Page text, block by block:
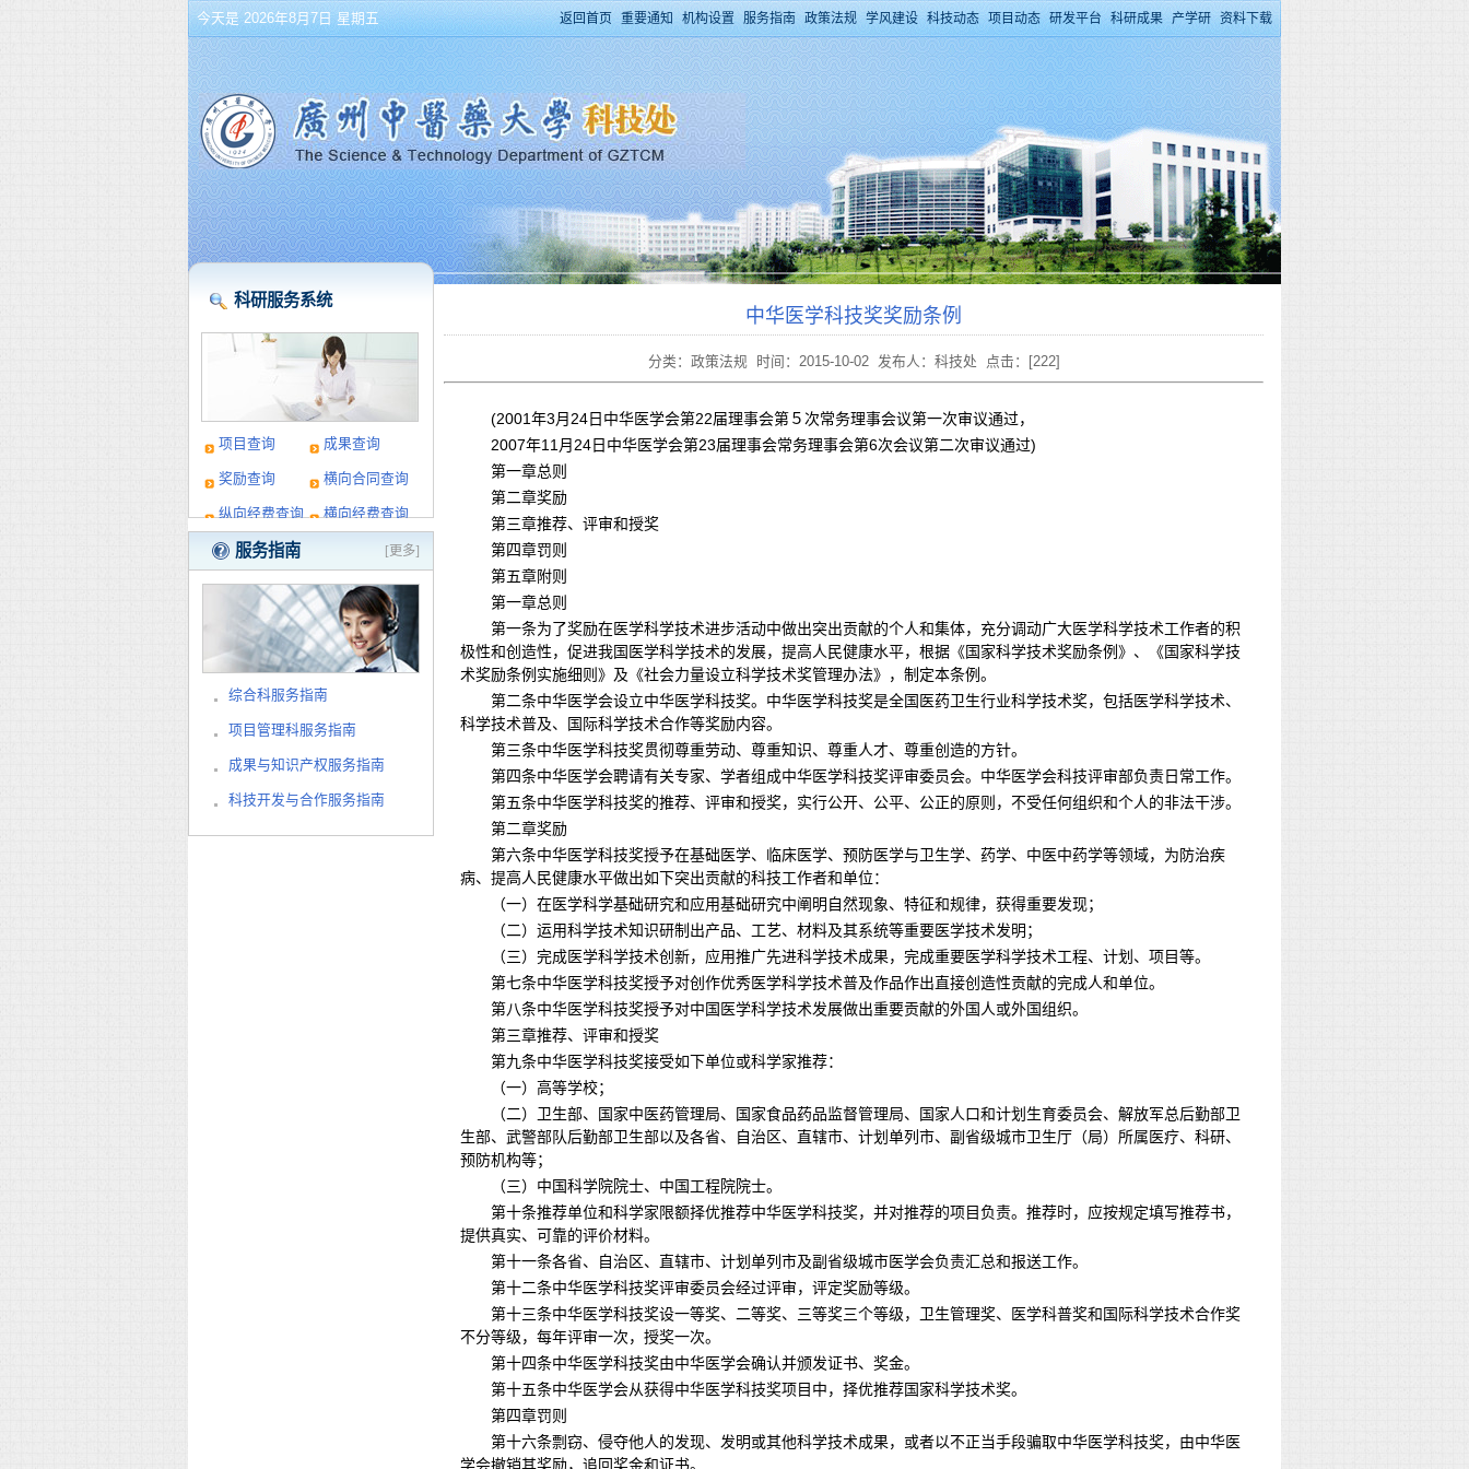
返回首页 重要通知 机构设置 服务指南 政策法规 学风建设 科技动态 项目动态 研发平台 科研成果 产学研 资料下载
今天是 2026年8月7日 星期五
科研服务系统
项目查询 成果查询
奖励查询 横向合同查询
纵向经费查询 横向经费查询
[更多]
服务指南
综合科服务指南
项目管理科服务指南
成果与知识产权服务指南
科技开发与合作服务指南
中华医学科技奖奖励条例
分类：政策法规 时间：2015-10-02 发布人：科技处 点击：[222]
(2001年3月24日中华医学会第22届理事会第５次常务理事会议第一次审议通过，
2007年11月24日中华医学会第23届理事会常务理事会第6次会议第二次审议通过)
第一章总则
第二章奖励
第三章推荐、评审和授奖
第四章罚则
第五章附则
第一章总则
第一条为了奖励在医学科学技术进步活动中做出突出贡献的个人和集体，充分调动广大医学科学技术工作者的积
极性和创造性，促进我国医学科学技术的发展，提高人民健康水平，根据《国家科学技术奖励条例》、《国家科学技
术奖励条例实施细则》及《社会力量设立科学技术奖管理办法》，制定本条例。
第二条中华医学会设立中华医学科技奖。中华医学科技奖是全国医药卫生行业科学技术奖，包括医学科学技术、
科学技术普及、国际科学技术合作等奖励内容。
第三条中华医学科技奖贯彻尊重劳动、尊重知识、尊重人才、尊重创造的方针。
第四条中华医学会聘请有关专家、学者组成中华医学科技奖评审委员会。中华医学会科技评审部负责日常工作。
第五条中华医学科技奖的推荐、评审和授奖，实行公开、公平、公正的原则，不受任何组织和个人的非法干涉。
第二章奖励
第六条中华医学科技奖授予在基础医学、临床医学、预防医学与卫生学、药学、中医中药学等领域，为防治疾
病、提高人民健康水平做出如下突出贡献的科技工作者和单位：
（一）在医学科学基础研究和应用基础研究中阐明自然现象、特征和规律，获得重要发现；
（二）运用科学技术知识研制出产品、工艺、材料及其系统等重要医学技术发明；
（三）完成医学科学技术创新，应用推广先进科学技术成果，完成重要医学科学技术工程、计划、项目等。
第七条中华医学科技奖授予对创作优秀医学科学技术普及作品作出直接创造性贡献的完成人和单位。
第八条中华医学科技奖授予对中国医学科学技术发展做出重要贡献的外国人或外国组织。
第三章推荐、评审和授奖
第九条中华医学科技奖接受如下单位或科学家推荐：
（一）高等学校；
（二）卫生部、国家中医药管理局、国家食品药品监督管理局、国家人口和计划生育委员会、解放军总后勤部卫
生部、武警部队后勤部卫生部以及各省、自治区、直辖市、计划单列市、副省级城市卫生厅（局）所属医疗、科研、
预防机构等；
（三）中国科学院院士、中国工程院院士。
第十条推荐单位和科学家限额择优推荐中华医学科技奖，并对推荐的项目负责。推荐时，应按规定填写推荐书，
提供真实、可靠的评价材料。
第十一条各省、自治区、直辖市、计划单列市及副省级城市医学会负责汇总和报送工作。
第十二条中华医学科技奖评审委员会经过评审，评定奖励等级。
第十三条中华医学科技奖设一等奖、二等奖、三等奖三个等级，卫生管理奖、医学科普奖和国际科学技术合作奖
不分等级，每年评审一次，授奖一次。
第十四条中华医学科技奖由中华医学会确认并颁发证书、奖金。
第十五条中华医学会从获得中华医学科技奖项目中，择优推荐国家科学技术奖。
第四章罚则
第十六条剽窃、侵夺他人的发现、发明或其他科学技术成果，或者以不正当手段骗取中华医学科技奖，由中华医
学会撤销其奖励，追回奖金和证书。